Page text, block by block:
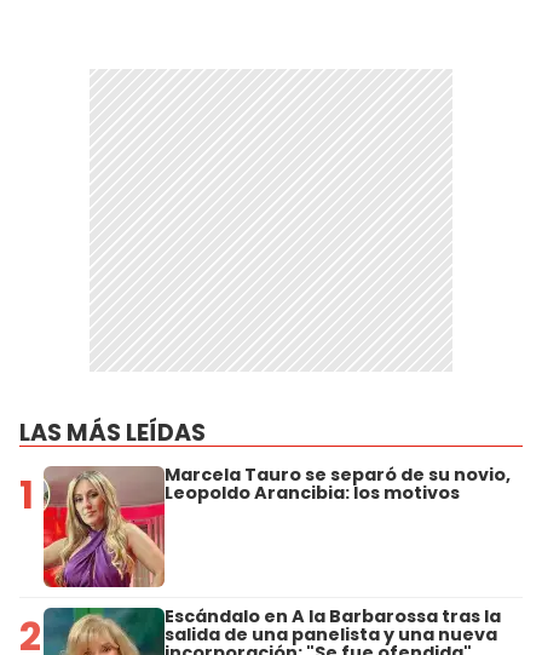
LAS MÁS LEÍDAS
1 Marcela Tauro se separó de su novio,
Leopoldo Arancibia: los motivos
2 Escándalo en A la Barbarossa tras la
salida de una panelista y una nueva